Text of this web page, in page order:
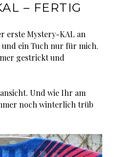
– FERTIG
erste Mystery-KAL an
ein Tuch nur für mich.
gestrickt und
Und wie Ihr am
noch winterlich trüb